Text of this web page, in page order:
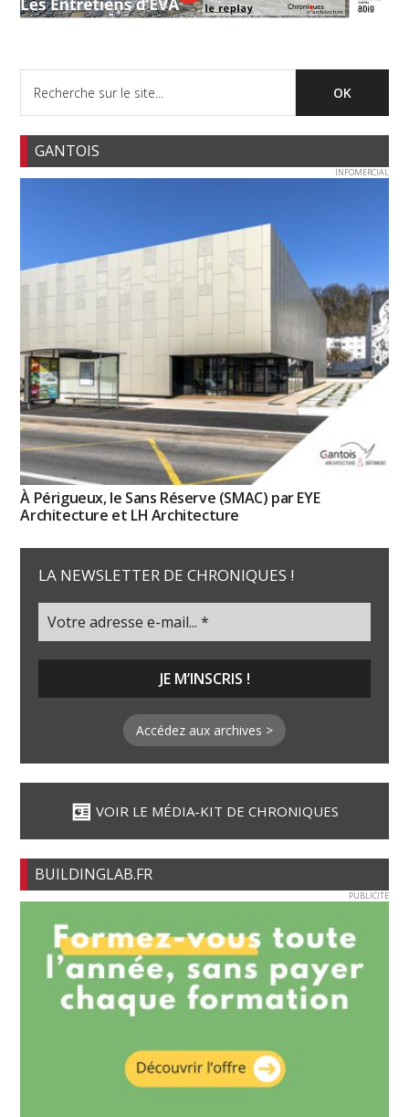
GANTOIS
INFOMERCIAL
À Périgueux, le Sans Réserve (SMAC) par EYE
Architecture et LH Architecture
LA NEWSLETTER DE CHRONIQUES !
Accédez aux archives >
VOIR LE MÉDIA-KIT DE CHRONIQUES
BUILDINGLAB.FR
PUBLICITE